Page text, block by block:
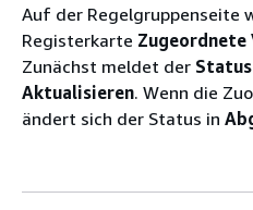
Auf der Regelgruppenseite
Registerkarte Zugeordnete
Zunächst meldet der Status
Aktualisieren. Wenn die
ändert sich der Status in